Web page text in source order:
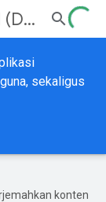
sekaligus
konten